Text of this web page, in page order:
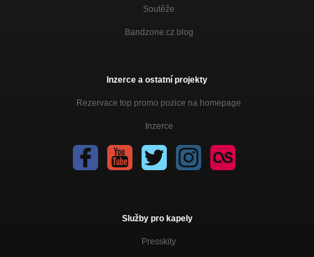
Soutěže
Bandzone.cz blog
Inzerce a ostatní projekty
Rezervace top promo pozice na homepage
Inzerce
Služby pro kapely
Presskity